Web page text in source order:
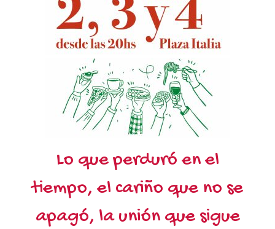
Lo que perduró en el
tiempo, el cariño que no se
apagó, la unión que sigue